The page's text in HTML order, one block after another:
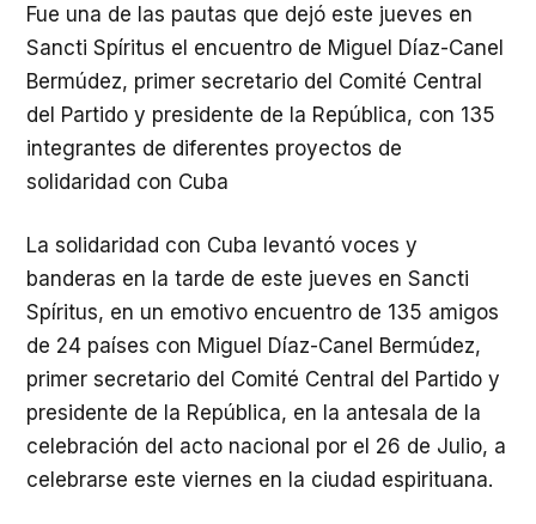
Fue una de las pautas que dejó este jueves en
Sancti Spíritus el encuentro de Miguel Díaz-Canel
Bermúdez, primer secretario del Comité Central
del Partido y presidente de la República, con 135
integrantes de diferentes proyectos de
solidaridad con Cuba
La solidaridad con Cuba levantó voces y
banderas en la tarde de este jueves en Sancti
Spíritus, en un emotivo encuentro de 135 amigos
de 24 países con Miguel Díaz-Canel Bermúdez,
primer secretario del Comité Central del Partido y
presidente de la República, en la antesala de la
celebración del acto nacional por el 26 de Julio, a
celebrarse este viernes en la ciudad espirituana.